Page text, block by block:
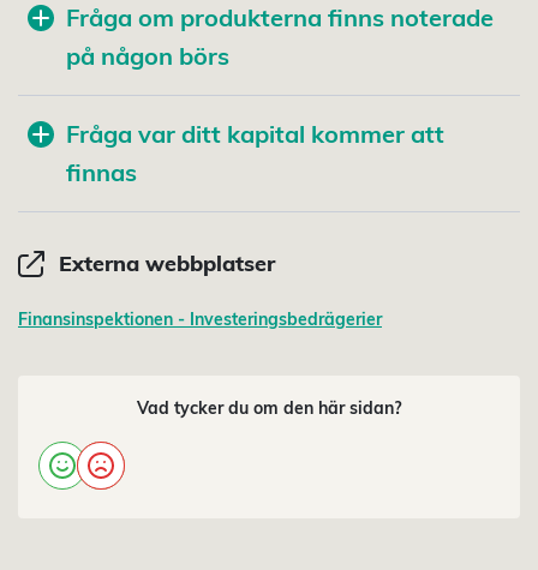
Fråga om produkterna finns noterade
på någon börs
Fråga var ditt kapital kommer att
finnas
Externa webbplatser
Finansinspektionen - Investeringsbedrägerier
Vad tycker du om den här sidan?